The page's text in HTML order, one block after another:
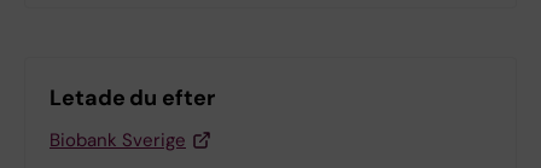
Letade du efter
Biobank Sverige